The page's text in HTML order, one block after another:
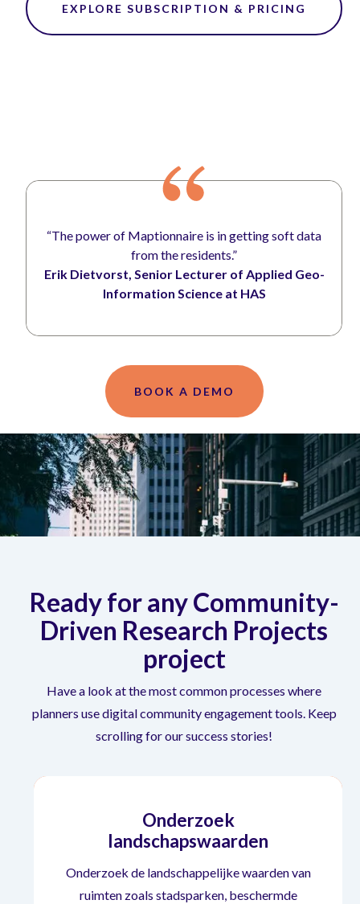
EXPLORE SUBSCRIPTION & PRICING
“The power of Maptionnaire is in getting soft data
from the residents.”
Erik Dietvorst, Senior Lecturer of Applied Geo-
Information Science at HAS
BOOK A DEMO
Ready for any Community-
Driven Research Projects
project
Have a look at the most common processes where
planners use digital community engagement tools. Keep
scrolling for our success stories!
Onderzoek
landschapswaarden
Onderzoek de landschappelijke waarden van
ruimten zoals stadsparken, beschermde